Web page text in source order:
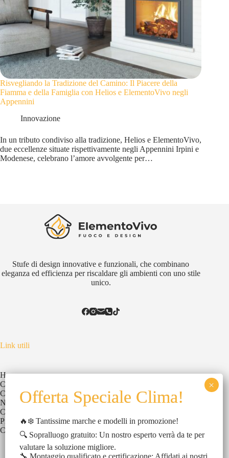
Risvegliando la Tradizione del Camino: Il Piacere della
Fiamma e della Famiglia con Helios e ElementoVivo negli
Appennini
Innovazione
In un tributo condiviso alla tradizione, Helios e ElementoVivo,
due eccellenze situate rispettivamente negli Appennini Irpini e
Modenese, celebrano l’amore avvolgente per…
Stufe di design innovative e funzionali, che combinano
eleganza ed efficienza per riscaldare gli ambienti con uno stile
unico.
Link utili
Home
Chi Siamo
Catalogo
News
Contatti
Privacy Policy
Cookies Policy
🔥❄️ Tantissime marche e modelli in promozione!
🔍 Sopralluogo gratuito: Un nostro esperto verrà da te per
valutare la soluzione migliore.
🔧 Montaggio qualificato e certificazione: Affidati ai nostri